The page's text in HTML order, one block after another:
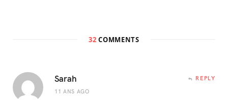
32 COMMENTS
Sarah
11 ANS AGO
REPLY